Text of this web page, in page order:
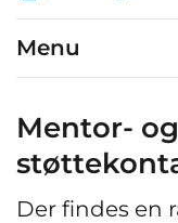
Menu
Mentor- og
Der findes en